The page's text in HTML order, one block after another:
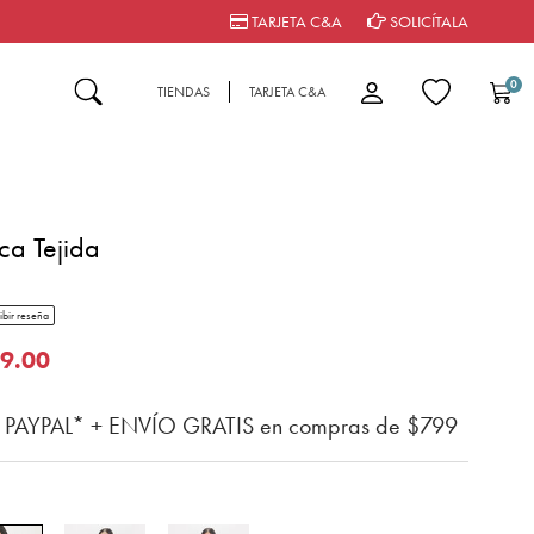
TARJETA C&A SOLICÍTALA
TIENDAS TARJETA C&A 0
Tejida
del cliente
rating
reseña
de
+ ENVÍO GRATIS en compras de $799